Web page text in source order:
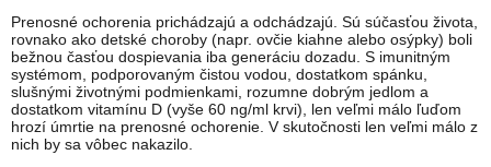
Prenosné ochorenia prichádzajú a odchádzajú. Sú súčasťou života,
rovnako ako detské choroby (napr. ovčie kiahne alebo osýpky) boli
bežnou časťou dospievania iba generáciu dozadu. S imunitným
systémom, podporovaným čistou vodou, dostatkom spánku,
slušnými životnými podmienkami, rozumne dobrým jedlom a
dostatkom vitamínu D (vyše 60 ng/ml krvi), len veľmi málo ľuďom
hrozí úmrtie na prenosné ochorenie. V skutočnosti len veľmi málo z
nich by sa vôbec nakazilo.